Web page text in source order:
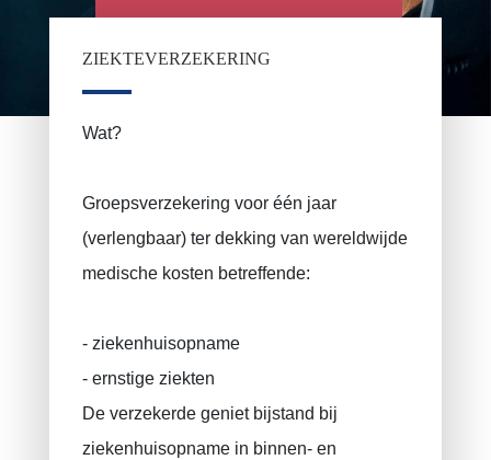
ZIEKTEVERZEKERING
Wat?
Groepsverzekering voor één jaar
(verlengbaar) ter dekking van wereldwijde
medische kosten betreffende:
- ziekenhuisopname
- ernstige ziekten
De verzekerde geniet bijstand bij
ziekenhuisopname in binnen- en
Ziekteverzekering
Levensverzekering
Pensioensparen / Langtermijnsparen
Sparen voor uw kind
Arbeidsongeval
BALAN Gabriel
BUJOR Alexandru
VAN BOUWEL Cornelia